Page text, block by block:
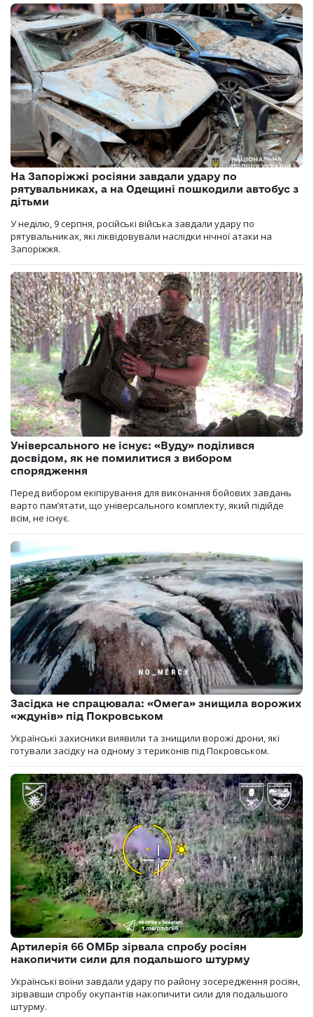
На Запоріжжі росіяни завдали удару по
рятувальниках, а на Одещині пошкодили автобус з
дітьми
У неділю, 9 серпня, російські війська завдали удару по
рятувальниках, які ліквідовували наслідки нічної атаки на
Запоріжжя.
Універсального не існує: «Вуду» поділився
досвідом, як не помилитися з вибором
спорядження
Перед вибором екіпірування для виконання бойових завдань
варто пам’ятати, що універсального комплекту, який підійде
всім, не існує.
Засідка не спрацювала: «Омега» знищила ворожих
«ждунів» під Покровськом
Українські захисники виявили та знищили ворожі дрони, які
готували засідку на одному з териконів під Покровськом.
Артилерія 66 ОМБр зірвала спробу росіян
накопичити сили для подальшого штурму
Українські воїни завдали удару по району зосередження росіян,
зірвавши спробу окупантів накопичити сили для подальшого
штурму.